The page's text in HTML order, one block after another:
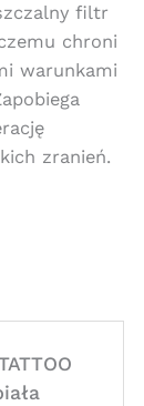
filtr
chroni
warunkami
zranień.